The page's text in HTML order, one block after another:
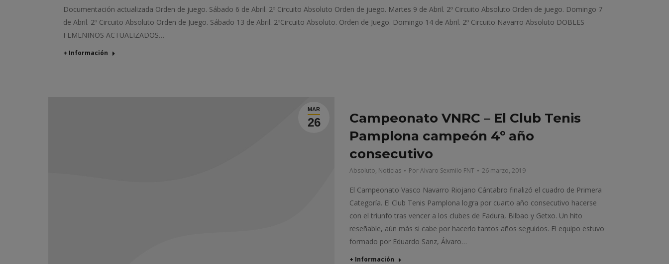
Documentación actualizada Orden de juego. Sábado 6 de Abril. 2º Circuito Absoluto Orden de juego. Martes 9 de Abril. 2º Circuito Absoluto Orden de juego. Domingo 7
de Abril. 2º Circuito Absoluto Orden de Juego. Sábado 13 de Abril. 2ºCircuito Absoluto. Orden de Juego. Domingo 14 de Abril. 2º Circuito Navarro Absoluto DOBLES
FEMENINOS ACTUALIZADOS…
+ Información
MAR
26
Campeonato VNRC – El Club Tenis
Pamplona campeón 4º año
consecutivo
Absoluto, Noticias PorAlvaro Sexmilo FNT 26 marzo, 2019
El Campeonato Vasco Navarro Riojano Cántabro finalizó el cuadro de Primera
Categoría. El Club Tenis Pamplona logra por cuarto año consecutivo hacerse
con el triunfo tras vencer a los clubes de Fadura, Bilbao y Getxo. Un hito
reseñable, aún más si cabe por hacerlo tantos años seguidos. El equipo estuvo
formado por Eduardo Sanz, Álvaro…
+ Información